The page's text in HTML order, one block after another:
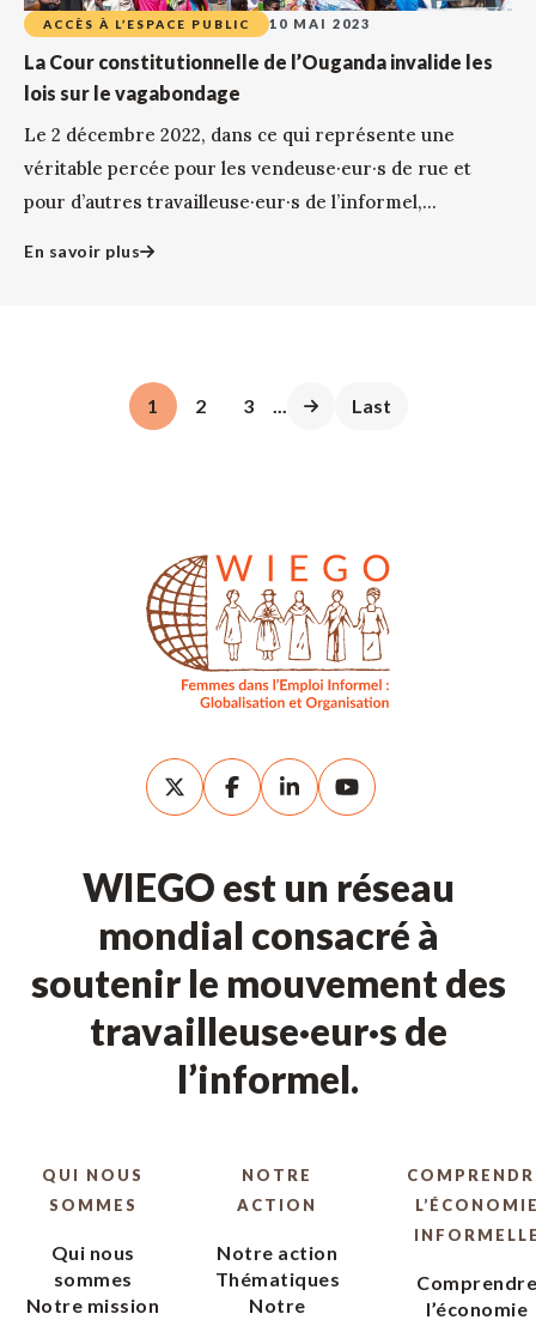
ACCÈS À L’ESPACE PUBLIC 10 MAI 2023
La Cour constitutionnelle de l’Ouganda invalide les
lois sur le vagabondage
Le 2 décembre 2022, dans ce qui représente une
véritable percée pour les vendeuse·eur·s de rue et
pour d’autres travailleuse·eur·s de l’informel,...
En savoir plus
1 2 3 ... Last
WIEGO est un réseau
mondial consacré à
soutenir le mouvement des
travailleuse·eur·s de
l’informel.
QUI NOUS
SOMMES
Qui nous
sommes
Notre mission
NOTRE
ACTION
Notre action
Thématiques
Notre
l’économie